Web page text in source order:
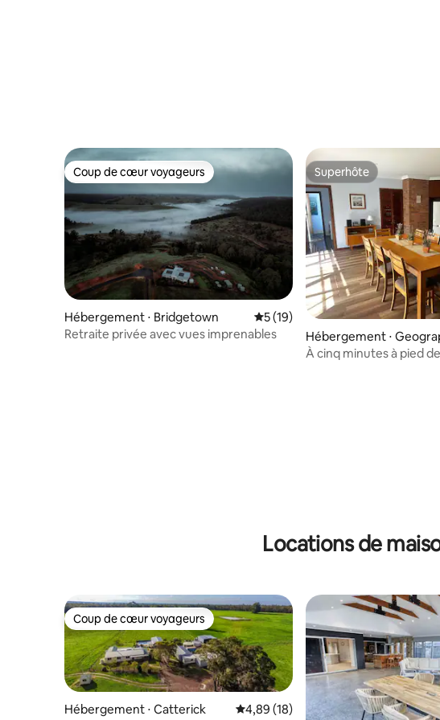
Coup de cœur voyageurs
Coup de cœur voyageurs
Hébergement ⋅ Bridgetown Évaluation moyenne sur la base
5 (19)
Retraite privée avec vues imprenables
Superhôte
Superhôte
Hébergement ⋅
À cinq minutes à pied
Locations de
Coup de cœur voyageurs
Coup de cœur voyageurs
Hébergement ⋅ Catterick Évaluation moyenne sur la base de
4,89 (18)